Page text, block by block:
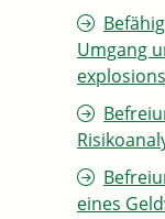
Umgang
eines